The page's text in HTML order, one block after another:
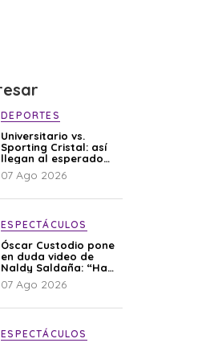
DEPORTES
Universitario vs.
Sporting Cristal: así
llegan al esperado
duelo
07 Ago 2026
ESPECTÁCULOS
Óscar Custodio pone
en duda video de
Naldy Saldaña: “Hay
cosas que de repente
se han editado”
07 Ago 2026
ESPECTÁCULOS